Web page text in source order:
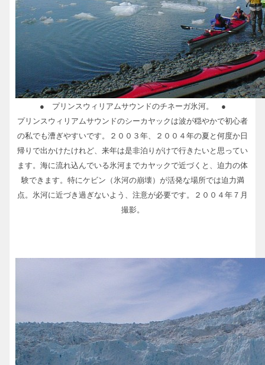
● プリンスウィリアムサウンドのチネーガ氷河。 ●
プリンスウィリアムサウンドのシーカヤックは波が穏やかで初心者
の私でも漕ぎやすいです。２００３年、２００４年の夏と何度か日
帰りで出かけたけれど、来年は是非泊りがけで行きたいと思ってい
ます。海に流れ込んでいる氷河までカヤックで近づくと、迫力の体
験できます。特にケビン（氷河の崩壊）が活発な場所では迫力満
点。氷河に近づき過ぎないよう、注意が必要です。２００４年７月
撮影。